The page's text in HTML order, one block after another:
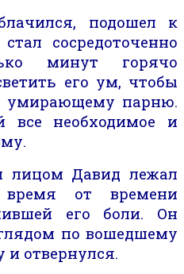
подошел к
сосредоточенно
минут горячо
его ум, чтобы
умирающему парню.
все необходимое и
лицом Давид лежал
время от времени
его боли. Он
по вошедшему
и отвернулся.